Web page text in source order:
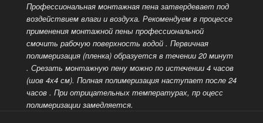
Профессиональная монтажная пена затвердевает под
воздействием влаги и воздуха. Рекомендуем в процессе
применения монтажной пены профессиональной
смочить рабочую поверхность водой . Первичная
полимеризация (пленка) образуется в течении 20 минут
. Срезать монтажную пену можно по истечении 4 часов
(шов 4х4 см). Полная полимеризация наступает после 24
часов . При отрицательных температурах, пр оцесс
полимеризации замедляется.